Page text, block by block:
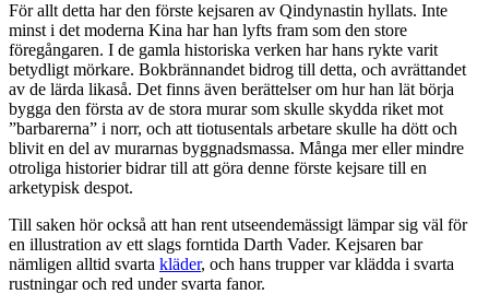
För allt detta har den förste kejsaren av Qindynastin hyllats. Inte
minst i det moderna Kina har han lyfts fram som den store
föregångaren. I de gamla historiska verken har hans rykte varit
betydligt mörkare. Bokbrännandet bidrog till detta, och avrättandet
av de lärda likaså. Det finns även berättelser om hur han lät börja
bygga den första av de stora murar som skulle skydda riket mot
”barbarerna” i norr, och att tiotusentals arbetare skulle ha dött och
blivit en del av murarnas byggnadsmassa. Många mer eller mindre
otroliga historier bidrar till att göra denne förste kejsare till en
arketypisk despot.
Till saken hör också att han rent utseendemässigt lämpar sig väl för
en illustration av ett slags forntida Darth Vader. Kejsaren bar
nämligen alltid svarta kläder, och hans trupper var klädda i svarta
rustningar och red under svarta fanor.